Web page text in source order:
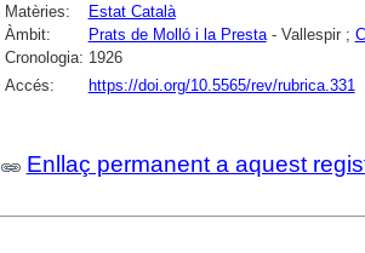
Matèries:
Estat Català
Àmbit:
Prats de Molló i la Presta- Vallespir ;
Cronologia: 1926
Accés:
https://doi.org/10.5565/rev/rubrica.331
Enllaç permanent a aquest